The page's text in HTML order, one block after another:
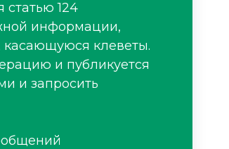
статью 124
информации,
касающуюся клеветы.
и публикуется
и запросить